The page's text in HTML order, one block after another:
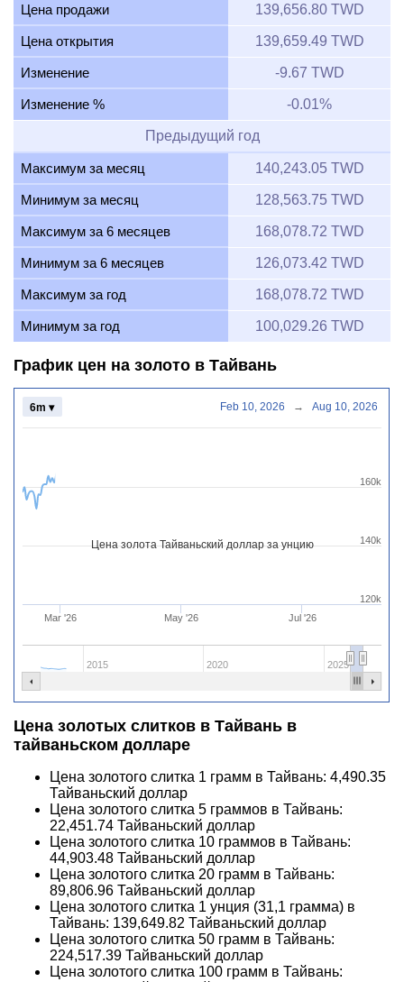
Цена продажи 139,656.80 TWD
Цена открытия 139,659.49 TWD
Изменение -9.67 TWD
Изменение % -0.01%
Предыдущий год
Максимум за месяц 140,243.05 TWD
Минимум за месяц 128,563.75 TWD
Максимум за 6 месяцев 168,078.72 TWD
Минимум за 6 месяцев 126,073.42 TWD
Максимум за год 168,078.72 TWD
Минимум за год 100,029.26 TWD
График цен на золото в Тайвань
Цена золота Тайваньский доллар за унцию
Mar '26 May '26 Jul '26
2015 2020 2025
120k
140k
160k
6m ▾ Feb 10, 2026 → Aug 10, 2026
Цена золотых слитков в Тайвань в
тайваньском долларе
Цена золотого слитка 1 грамм в Тайвань: 4,490.35
Тайваньский доллар
Цена золотого слитка 5 граммов в Тайвань:
22,451.74 Тайваньский доллар
Цена золотого слитка 10 граммов в Тайвань:
44,903.48 Тайваньский доллар
Цена золотого слитка 20 грамм в Тайвань:
89,806.96 Тайваньский доллар
Цена золотого слитка 1 унция (31,1 грамма) в
Тайвань: 139,649.82 Тайваньский доллар
Цена золотого слитка 50 грамм в Тайвань:
224,517.39 Тайваньский доллар
Цена золотого слитка 100 грамм в Тайвань: